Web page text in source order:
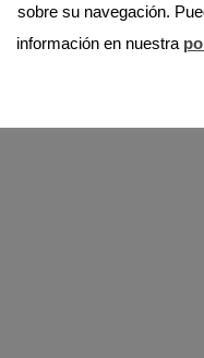
sobre su navegación.
información en nuestra